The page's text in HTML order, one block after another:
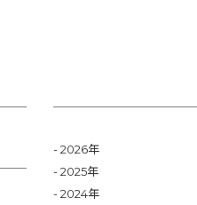
2026年
2025年
2024年